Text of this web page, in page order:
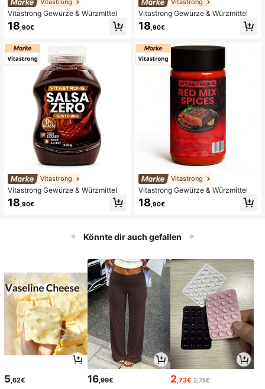
Vitastrong
Vitastrong Gewürze & Würzmittel
18 ,90€
Vitastrong
Vitastrong Gewürze & Würzmittel
18 ,90€
Vitastrong
Vitastrong Gewürze & Würzmittel
18 ,90€
Vitastrong
Vitastrong Gewürze & Würzmittel
18 ,90€
Könnte dir auch gefallen
5 ,62€ 16,99€ 2 ,73€ 2,75€